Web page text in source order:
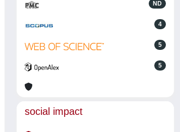
ND
4
5
5
social impact